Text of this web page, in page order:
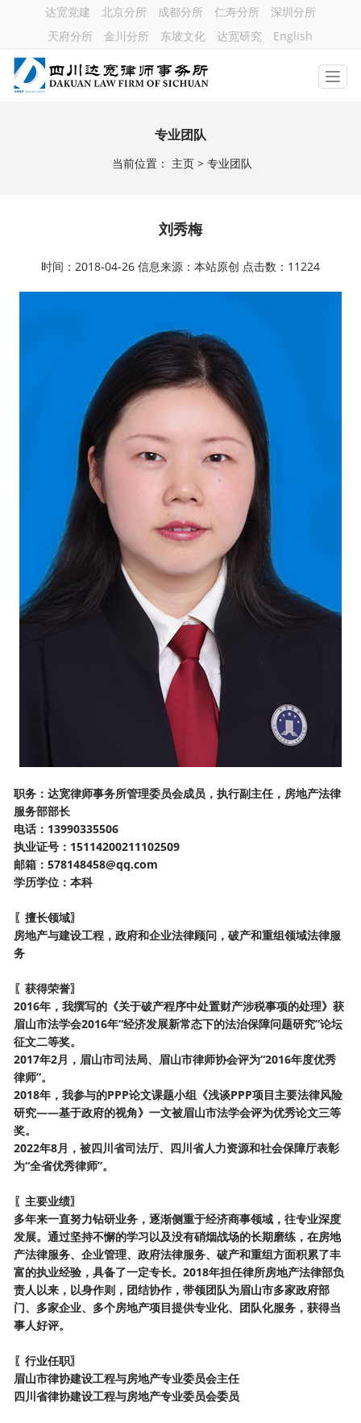
达宽党建 北京分所 成都分所 仁寿分所
深圳分所
天府分所
金川分所 东坡文化 达宽研究 English
专业团队
当前位置： 主页> 专业团队
刘秀梅
时间：2018-04-26 信息来源：本站原创 点击数：11224
职务：达宽律师事务所管理委员会成员，执行副主任，房地产法律
服务部部长
电话： 13990335506
执业证号： 15114200211102509
邮箱：578148458@qq.com
学历学位：本科
〖擅长领域〗
房地产与建设工程，政府和企业法律顾问，破产和重组领域法律服
务
〖获得荣誉〗
2016年，我撰写的《关于破产程序中处置财产涉税事项的处理》获
眉山市法学会2016年“经济发展新常态下的法治保障问题研究”论坛
征文二等奖。
2017年2月，眉山市司法局、眉山市律师协会评为“2016年度优秀
律师”。
2018年，我参与的PPP论文课题小组《浅谈PPP项目主要法律风险
研究——基于政府的视角》一文被眉山市法学会评为优秀论文三等
奖。
2022年8月，被四川省司法厅、四川省人力资源和社会保障厅表彰
为“全省优秀律师”。
〖主要业绩〗
多年来一直努力钻研业务，逐渐侧重于经济商事领域，往专业深度
发展。通过坚持不懈的学习以及没有硝烟战场的长期磨练，在房地
产法律服务、企业管理、政府法律服务、破产和重组方面积累了丰
富的执业经验，具备了一定专长。2018年担任律所房地产法律部负
责人以来，以身作则，团结协作，带领团队为眉山市多家政府部
门、多家企业、多个房地产项目提供专业化、团队化服务，获得当
事人好评。
〖行业任职〗
眉山市律协建设工程与房地产专业委员会主任
四川省律协建设工程与房地产专业委员会委员